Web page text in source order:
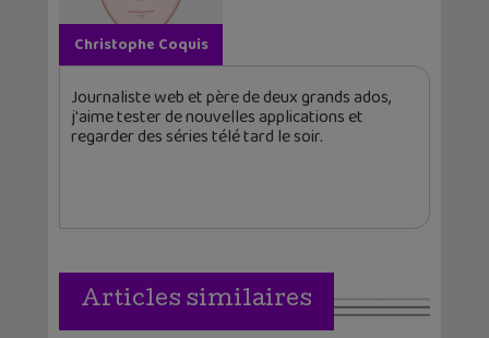
Christophe Coquis
Journaliste web et père de deux grands ados,
j'aime tester de nouvelles applications et
regarder des séries télé tard le soir.
Articles similaires